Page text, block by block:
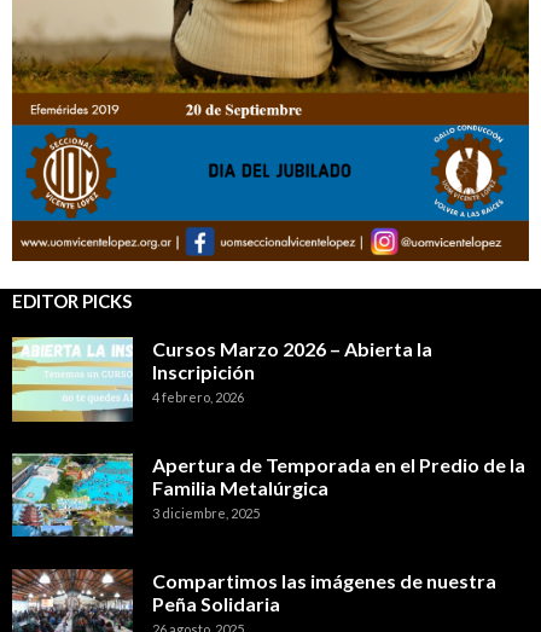
EDITOR PICKS
Cursos Marzo 2026 – Abierta la
Inscripición
4 febrero, 2026
Apertura de Temporada en el Predio de la
Familia Metalúrgica
3 diciembre, 2025
Compartimos las imágenes de nuestra
Peña Solidaria